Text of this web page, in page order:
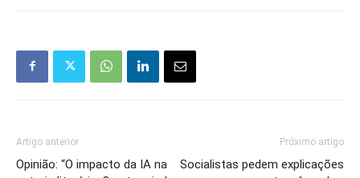
Artigo anterior
Opinião: “O impacto da IA na
Próximo artigo
Socialistas pedem explicações